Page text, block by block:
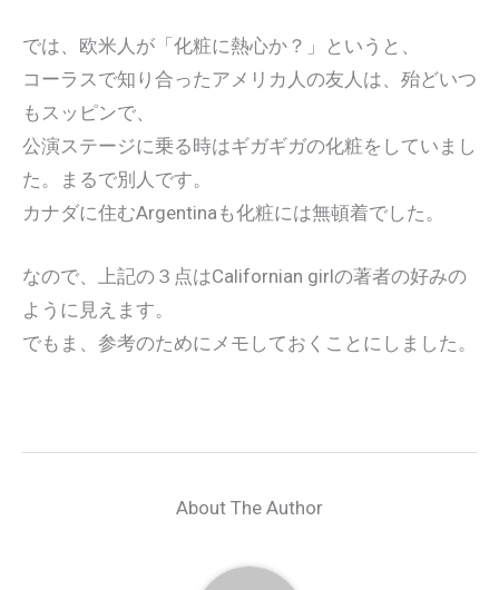
では、欧米人が「化粧に熱心か？」というと、
コーラスで知り合ったアメリカ人の友人は、殆どいつ
もスッピンで、
公演ステージに乗る時はギガギガの化粧をしていまし
た。まるで別人です。
カナダに住むArgentinaも化粧には無頓着でした。
なので、上記の３点はCalifornian girlの著者の好みの
ように見えます。
でもま、参考のためにメモしておくことにしました。
About The Author